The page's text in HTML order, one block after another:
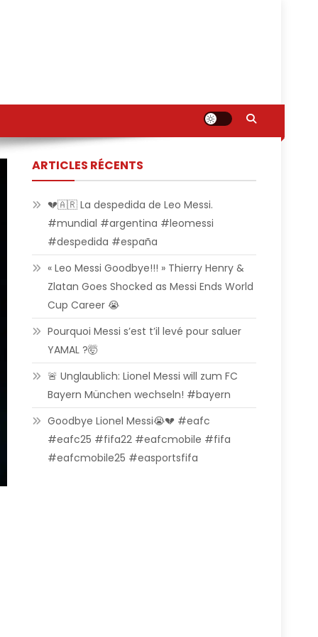
ARTICLES RÉCENTS
💔🇦🇷 La despedida de Leo Messi.
#mundial #argentina #leomessi
#despedida #españa
« Leo Messi Goodbye!!! » Thierry Henry &
Zlatan Goes Shocked as Messi Ends World
Cup Career 😭
Pourquoi Messi s’est t’il levé pour saluer
YAMAL ?🤯
🚨 Unglaublich: Lionel Messi will zum FC
Bayern München wechseln! #bayern
Goodbye Lionel Messi😭💔 #eafc
#eafc25 #fifa22 #eafcmobile #fifa
#eafcmobile25 #easportsfifa